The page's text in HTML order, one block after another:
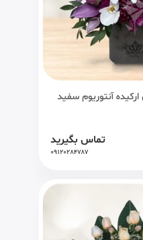
آنتوریوم سفید
تماس بگیرید
09120284787